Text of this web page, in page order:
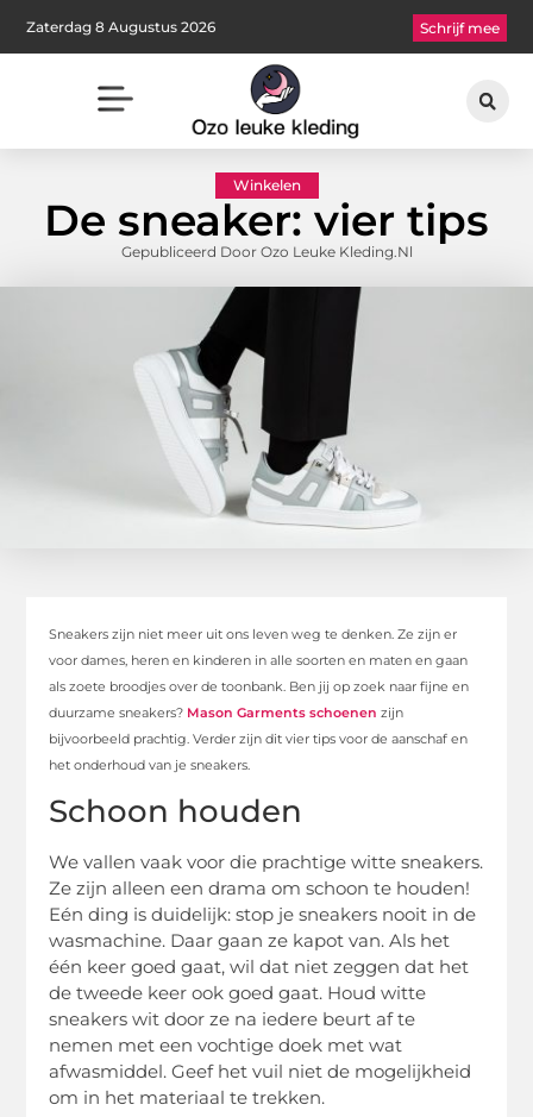
Zaterdag 8 Augustus 2026 Schrijf mee
Winkelen
De sneaker: vier tips
Gepubliceerd Door Ozo Leuke Kleding.nl
Sneakers zijn niet meer uit ons leven weg te denken. Ze zijn er
voor dames, heren en kinderen in alle soorten en maten en gaan
als zoete broodjes over de toonbank. Ben jij op zoek naar fijne en
duurzame sneakers? Mason Garments schoenen zijn
bijvoorbeeld prachtig. Verder zijn dit vier tips voor de aanschaf en
het onderhoud van je sneakers.
Schoon houden
We vallen vaak voor die prachtige witte sneakers.
Ze zijn alleen een drama om schoon te houden!
Eén ding is duidelijk: stop je sneakers nooit in de
wasmachine. Daar gaan ze kapot van. Als het
één keer goed gaat, wil dat niet zeggen dat het
de tweede keer ook goed gaat. Houd witte
sneakers wit door ze na iedere beurt af te
nemen met een vochtige doek met wat
afwasmiddel. Geef het vuil niet de mogelijkheid
om in het materiaal te trekken.